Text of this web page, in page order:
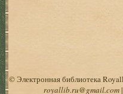
© Электронная библиотека
royallib.ru@gmail.com|